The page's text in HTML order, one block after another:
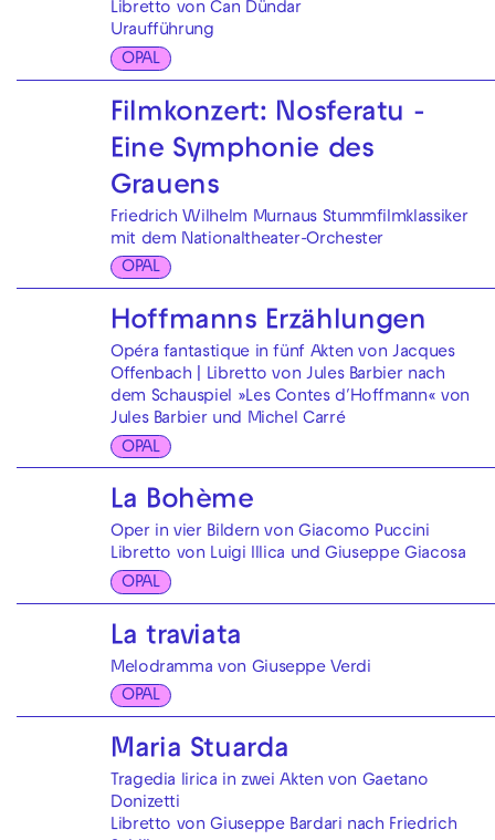
Libretto von Can Dündar
Uraufführung
OPAL
Filmkonzert: Nosferatu -
Eine Symphonie des
Grauens
Friedrich Wilhelm Murnaus Stummfilmklassiker
mit dem Nationaltheater-Orchester
OPAL
Hoffmanns Erzählungen
Opéra fantastique in fünf Akten von Jacques
Offenbach | Libretto von Jules Barbier nach
dem Schauspiel »Les Contes d′Hoffmann« von
Jules Barbier und Michel Carré
OPAL
La Bohème
Oper in vier Bildern von Giacomo Puccini
Libretto von Luigi Illica und Giuseppe Giacosa
OPAL
La traviata
Melodramma von Giuseppe Verdi
OPAL
Maria Stuarda
Tragedia lirica in zwei Akten von Gaetano
Donizetti
Libretto von Giuseppe Bardari nach Friedrich